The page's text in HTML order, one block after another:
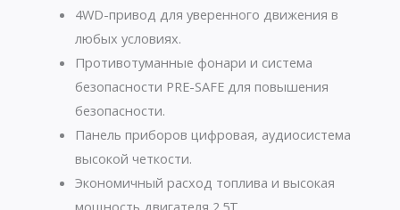
4WD-привод для уверенного движения в
любых условиях.
Противотуманные фонари и система
безопасности PRE-SAFE для повышения
безопасности.
Панель приборов цифровая, аудиосистема
высокой четкости.
Экономичный расход топлива и высокая
мощность двигателя 2.5T.